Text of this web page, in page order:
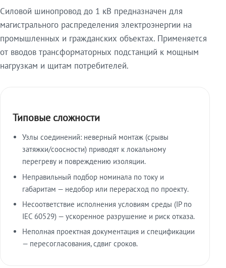
Силовой шинопровод до 1 кВ предназначен для
магистрального распределения электроэнергии на
промышленных и гражданских объектах. Применяется
от вводов трансформаторных подстанций к мощным
нагрузкам и щитам потребителей.
Типовые сложности
Узлы соединений: неверный монтаж (срывы
затяжки/соосности) приводят к локальному
перегреву и повреждению изоляции.
Неправильный подбор номинала по току и
габаритам — недобор или перерасход по проекту.
Несоответствие исполнения условиям среды (IP по
IEC 60529) — ускоренное разрушение и риск отказа.
Неполная проектная документация и спецификации
— пересогласования, сдвиг сроков.